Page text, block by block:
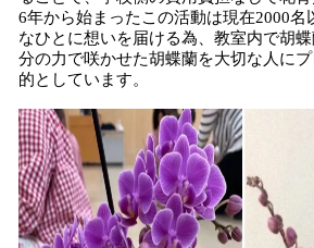
6年から始まったこの活動は現在2000名
なひとに想いを届ける為、教室内で胡
分の力で咲かせた胡蝶蘭を大切な人に
的としています。